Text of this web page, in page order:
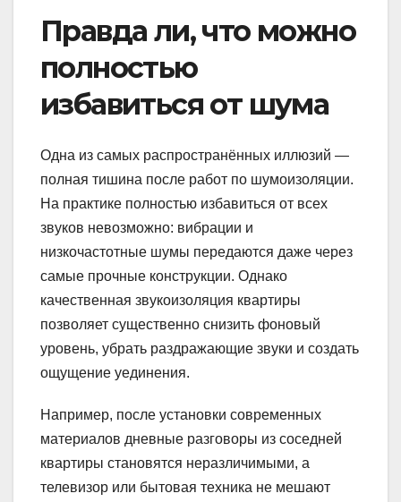
Правда ли, что можно
полностью
избавиться от шума
Одна из самых распространённых иллюзий —
полная тишина после работ по шумоизоляции.
На практике полностью избавиться от всех
звуков невозможно: вибрации и
низкочастотные шумы передаются даже через
самые прочные конструкции. Однако
качественная звукоизоляция квартиры
позволяет существенно снизить фоновый
уровень, убрать раздражающие звуки и создать
ощущение уединения.
Например, после установки современных
материалов дневные разговоры из соседней
квартиры становятся неразличимыми, а
телевизор или бытовая техника не мешают